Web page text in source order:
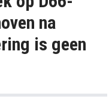
Kunst'
na
is geen